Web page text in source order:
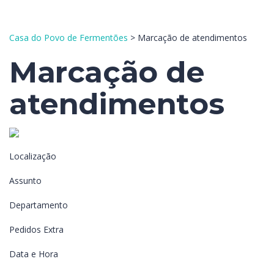
Casa do Povo de Fermentões > Marcação de atendimentos
Marcação de
atendimentos
Localização
Assunto
Departamento
Pedidos Extra
Data e Hora